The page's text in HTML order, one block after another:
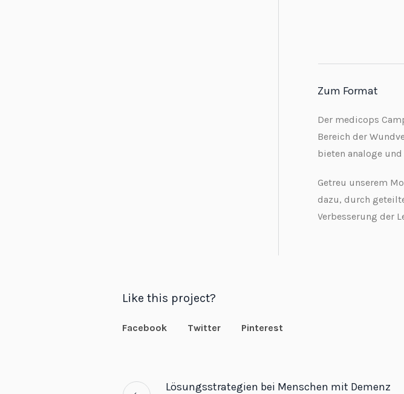
Zum Format
Der medicops
Bereich der
bieten analoge
Getreu unserem
dazu, durch
Verbesserung der
Like this project?
Facebook Twitter Pinterest
Lösungsstrategien bei Menschen mit Demenz